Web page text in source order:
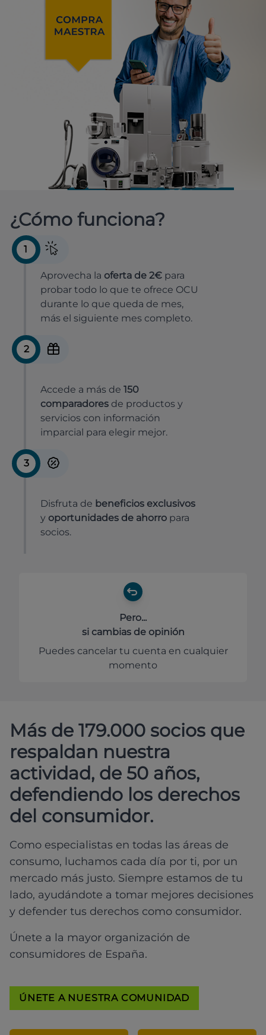
¿Cómo funciona?
1
Aprovecha la oferta de 2€ para
probar todo lo que te ofrece OCU
durante lo que queda de mes,
más el siguiente mes completo.
2
Accede a más de 150
comparadores de productos y
servicios con información
imparcial para elegir mejor.
3
Disfruta de beneficios exclusivos
y oportunidades de ahorro para
socios.
Pero...
si cambias de opinión
Puedes cancelar tu cuenta en cualquier
momento
Más de 179.000 socios que
respaldan nuestra
actividad, de 50 años,
defendiendo los derechos
del consumidor.
Como especialistas en todas las áreas de
consumo, luchamos cada día por ti, por un
mercado más justo. Siempre estamos de tu
lado, ayudándote a tomar mejores decisiones
y defender tus derechos como consumidor.
Únete a la mayor organización de
consumidores de España.
ÚNETE A NUESTRA COMUNIDAD